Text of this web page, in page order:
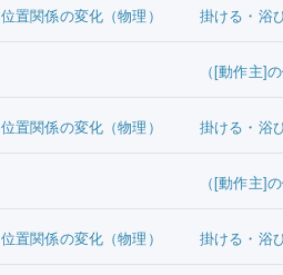
位置関係の変化（物理） 掛ける・浴
（[動作主]
位置関係の変化（物理） 掛ける・浴
（[動作主]
位置関係の変化（物理） 掛ける・浴